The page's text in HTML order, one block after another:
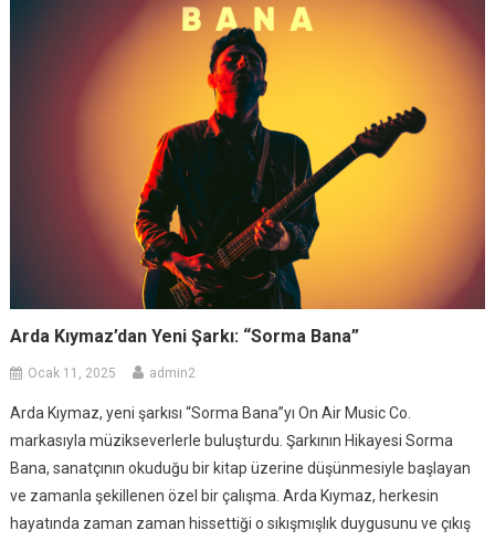
Arda Kıymaz’dan Yeni Şarkı: “Sorma Bana”
Ocak 11, 2025 admin2
Arda Kıymaz, yeni şarkısı “Sorma Bana”yı On Air Music Co.
markasıyla müzikseverlerle buluşturdu. Şarkının Hikayesi Sorma
Bana, sanatçının okuduğu bir kitap üzerine düşünmesiyle başlayan
ve zamanla şekillenen özel bir çalışma. Arda Kıymaz, herkesin
hayatında zaman zaman hissettiği o sıkışmışlık duygusunu ve çıkış